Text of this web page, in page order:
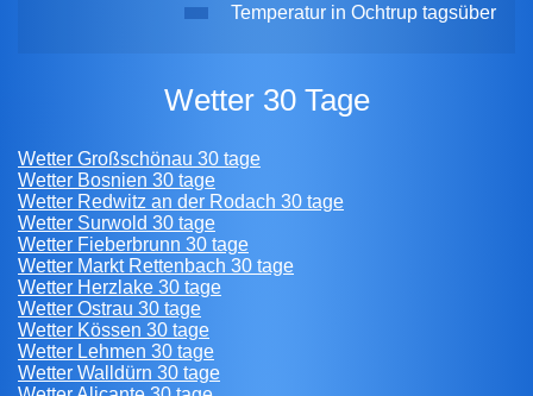
Temperatur in Ochtrup tagsüber
Wetter 30 Tage
Wetter Großschönau 30 tage
Wetter Bosnien 30 tage
Wetter Redwitz an der Rodach 30 tage
Wetter Surwold 30 tage
Wetter Fieberbrunn 30 tage
Wetter Markt Rettenbach 30 tage
Wetter Herzlake 30 tage
Wetter Ostrau 30 tage
Wetter Kössen 30 tage
Wetter Lehmen 30 tage
Wetter Walldürn 30 tage